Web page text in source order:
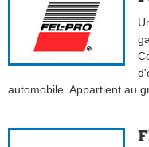
automobile. Appartient au